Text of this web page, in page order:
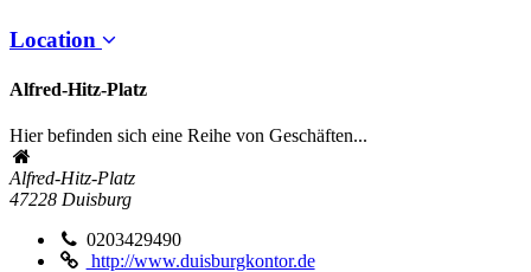
Location
Alfred-Hitz-Platz
Hier befinden sich eine Reihe von Geschäften...
Alfred-Hitz-Platz
47228 Duisburg
0203429490
http://www.duisburgkontor.de